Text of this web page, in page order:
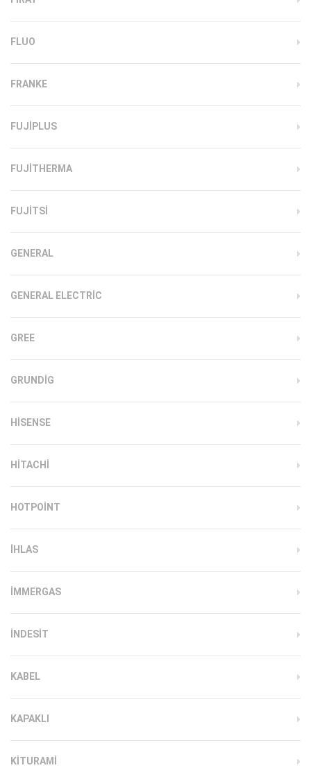
FLUO
FRANKE
FUJIPLUS
FUJITHERMA
FUJITSI
GENERAL
GENERAL ELECTRIC
GREE
GRUNDIG
HISENSE
HITACHI
HOTPOINT
IHLAS
İMMERGAS
INDESIT
KABEL
KAPAKLI
KITURAMI